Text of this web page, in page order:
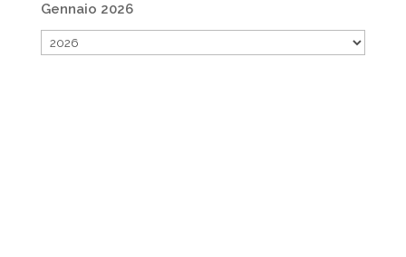
Gennaio 2026